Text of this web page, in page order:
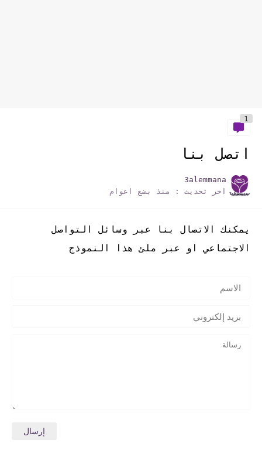
1
اتصل بنا
3alemmana
اخر تحديث :
منذ بضع اعوام
يمكنك الاتصال بنا عبر وسائل التواصل
الاجتماعي او عبر ملئ هذا النموذج